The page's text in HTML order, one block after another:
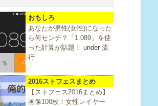
おもしろ
あなたが男性(女性)になった
ら何センチ？「1.089」を使
った計算が話題！ under 流
行
2016ストフェスまとめ
【ストフェス2016まとめ】
画像100枚！女性レイヤー